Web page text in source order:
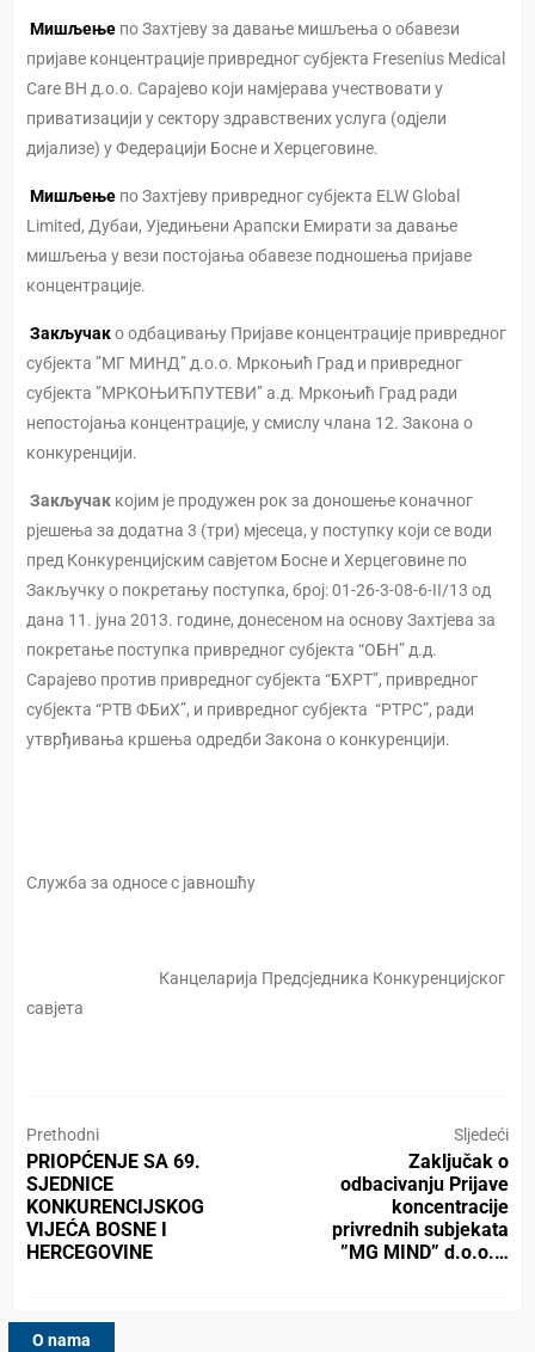
Мишљење по Захтјеву за давање мишљења о обавези
пријаве концентрације привредног субјекта Fresenius Medical
Care BH д.о.о. Сарајево који намјерава учествовати у
приватизацији у сектору здравствених услуга (одјели
дијализе) у Федерацији Босне и Херцеговине.
Мишљење по Захтјеву привредног субјекта ELW Global
Limited, Дубаи, Уједињени Арапски Емирати за давање
мишљења у вези постојања обавезе подношења пријаве
концентрације.
Закључако одбацивању Пријаве концентрације привредног
субјекта ”МГ МИНД” д.о.о. Мркоњић Град и привредног
субјекта ”МРКОЊИЋПУТЕВИ” а.д. Мркоњић Град ради
непостојања концентрације, у смислу члана 12. Закона о
конкуренцији.
Закључак којим је продужен рок за доношење коначног
рјешења за додатна 3 (три) мјесеца, у поступку који се води
пред Конкуренцијским савјетом Босне и Херцеговине по
Закључку о покретању поступка, број: 01-26-3-08-6-II/13 од
дана 11. јуна 2013. године, донесеном на основу Захтјева за
покретање поступка привредног субјекта “ОБН” д.д.
Сарајево против привредног субјекта “БХРТ”, привредног
субјекта “РТВ ФБиХ”, и привредног субјекта “РТРС”, ради
утврђивања кршења одредби Закона о конкуренцији.
Cлужба за односе с јавношћу
Канцеларија Предсједника Конкуренцијског
савјета
Prethodni
PRIOPĆENJE SA 69.
SJEDNICE
KONKURENCIJSKOG
VIJEĆA BOSNE I
HERCEGOVINE
Sljedeći
Zaključak o
odbacivanju Prijave
koncentracije
privrednih subjekata
”MG MIND” d.o.o.…
O nama